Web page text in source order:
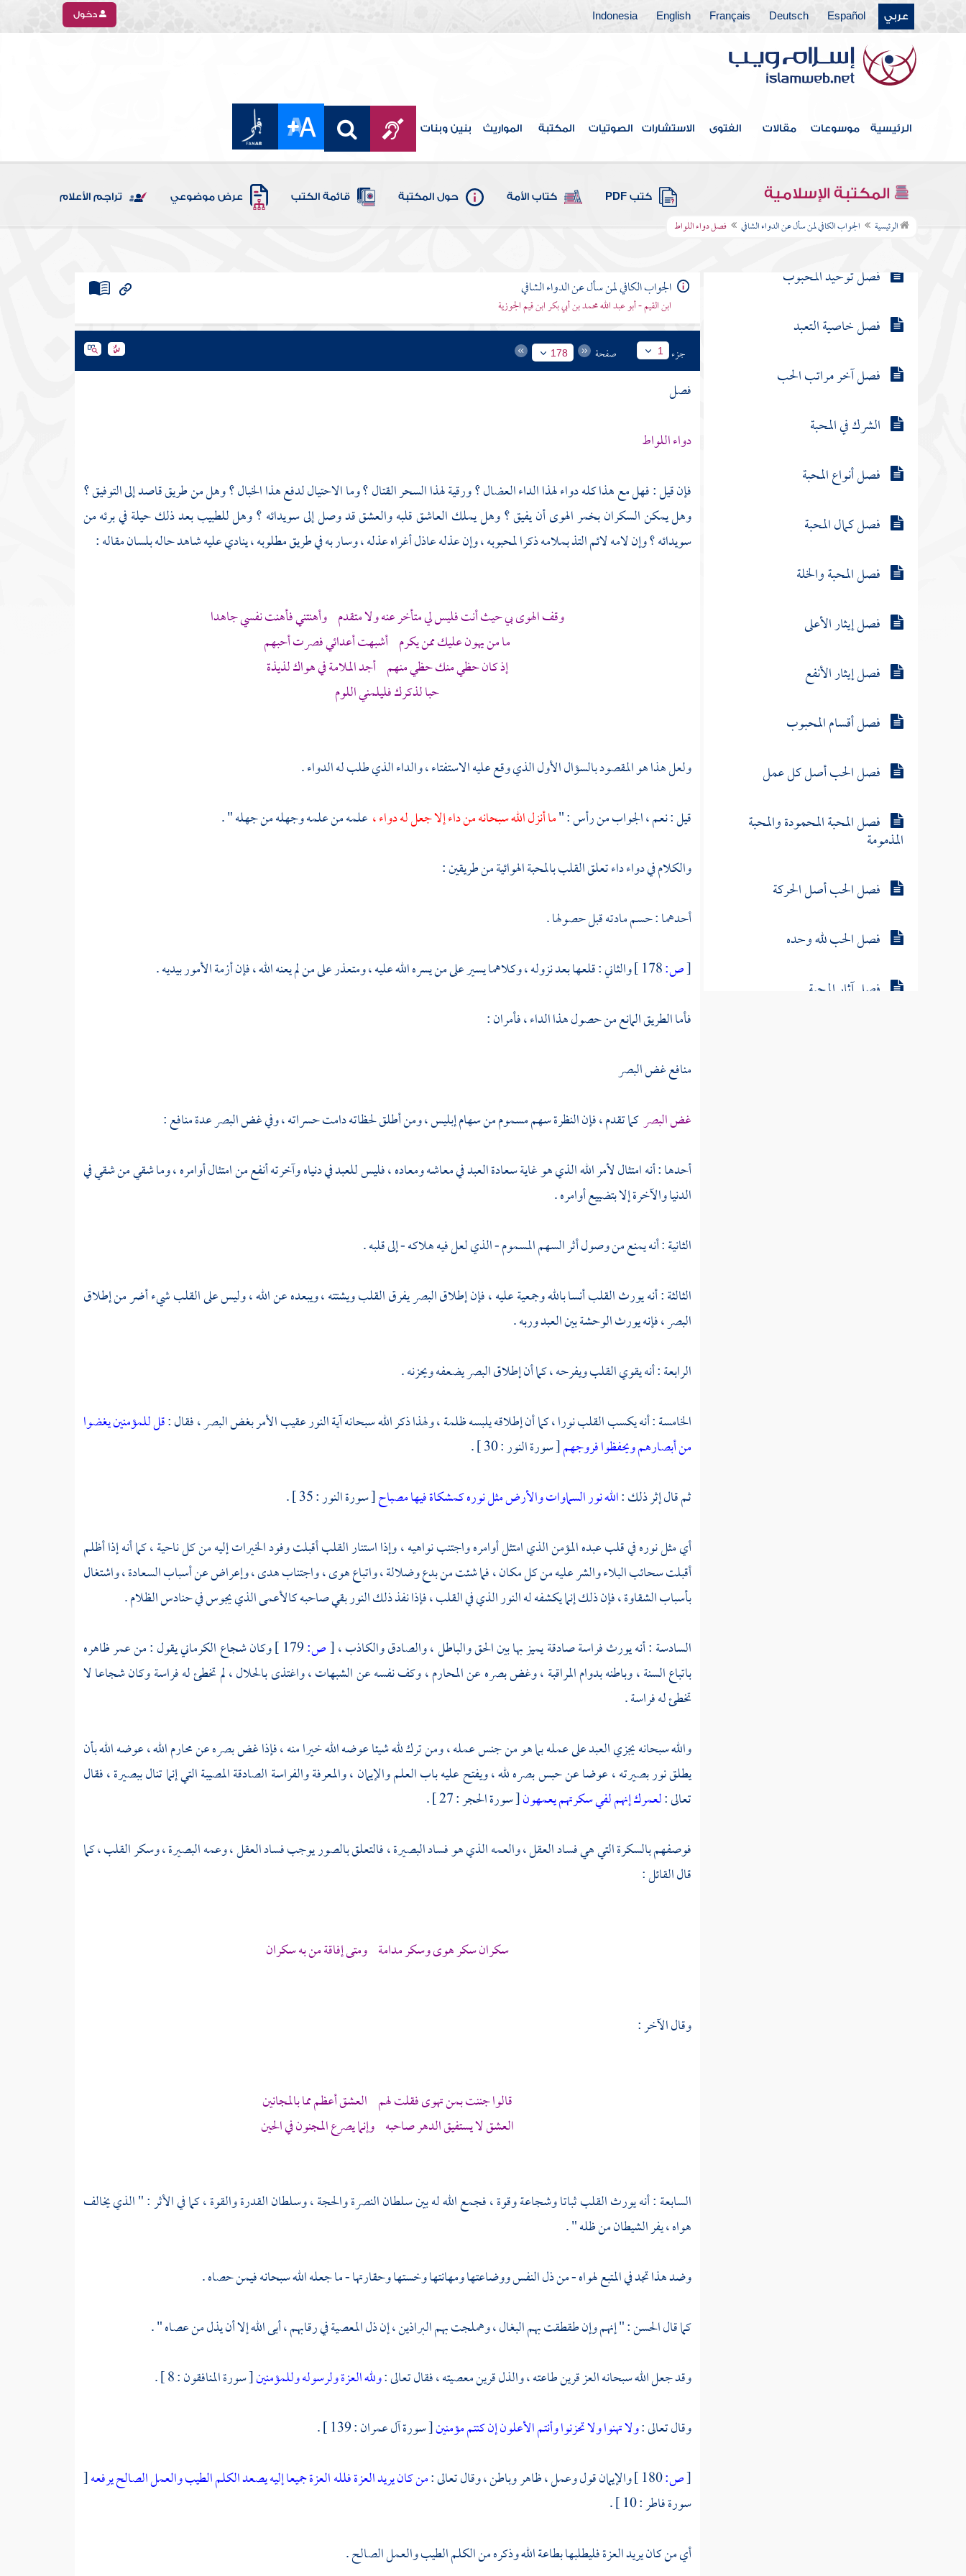
عربي Español
Deutsch
Français
English
Indonesia دخول
الرئيسية موسوعات مقالات الفتوى الاستشارات الصوتيات المكتبة المواريث بنين وبنات
المكتبة الإسلامية كتب PDF كتاب الأمة حول المكتبة قائمة الكتب عرض موضوعي تراجم الأعلام
الرئيسية الجواب الكافي لمن سأل عن الدواء الشافي فصل دواء اللواط
فصل عقوبة اللواط
فصل عقوبة اللواط وعقوبة الزنى
فصل واطئ البهيمة
فصل دواء اللواط
فصل توحيد المحبوب
فصل خاصية التعبد
فصل آخر مراتب الحب
الشرك في المحبة
فصل أنواع المحبة
فصل كمال المحبة
فصل المحبة والخلة
فصل إيثار الأعلى
فصل إيثار الأنفع
فصل أقسام المحبوب
فصل الحب أصل كل عمل
فصل المحبة المحمودة والمحبة
المذمومة
فصل الحب أصل الحركة
فصل الحب لله وحده
فصل آثار المحبة
الجواب الكافي لمن سأل عن الدواء الشافي
ابن القيم - أبو عبد الله محمد بن أبي بكر ابن قيم الجوزية
جزء 1 صفحة 178
فصل
دواء اللواط
فإن قيل : فهل مع هذا كله دواء لهذا الداء العضال ؟ ورقية لهذا السحر القتال ؟ وما الاحتيال لدفع هذا الخبال ؟ وهل من طريق قاصد إلى التوفيق ؟
وهل يمكن السكران بخمر الهوى أن يفيق ؟ وهل يملك العاشق قلبه والعشق قد وصل إلى سويدائه ؟ وهل للطبيب بعد ذلك حيلة في برئه من
سويدائه ؟ وإن لامه لائم التذ بملامه ذكرا لمحبوبه ، وإن عذله عاذل أغراه عذله ، وسار به في طريق مطلوبه ، ينادي عليه شاهد حاله بلسان مقاله :
وقف الهوى بي حيث أنت فليس لي متأخر عنه ولا متقدم وأهنتني فأهنت نفسي جاهدا
ما من يهون عليك ممن يكرم أشبهت أعدائي فصرت أحبهم
إذ كان حظي منك حظي منهم أجد الملامة في هواك لذيذة
حبا لذكرك فليلمني اللوم
ولعل هذا هو المقصود بالسؤال الأول الذي وقع عليه الاستفتاء ، والداء الذي طلب له الدواء .
قيل : نعم ، الجواب من رأس : "ما أنزل الله سبحانه من داء إلا جعل له دواء ، علمه من علمه وجهله من جهله " .
والكلام في دواء داء تعلق القلب بالمحبة الهوائية من طريقين :
أحدهما : حسم مادته قبل حصولها .
[ص:
والثاني : قلعها بعد نزوله ، وكلاهما يسير على من يسره الله عليه ، ومتعذر على من لم يعنه الله ، فإن أزمة الأمور بيديه .
فأما الطريق المانع من حصول هذا الداء ، فأمران :
منافع غض البصر
غض البصركما تقدم ، فإن النظرة سهم مسموم من سهام إبليس ، ومن أطلق لحظاته دامت حسراته ، وفي غض البصر عدة منافع :
أحدها : أنه امتثال لأمر الله الذي هو غاية سعادة العبد في معاشه ومعاده ، فليس للعبد في دنياه وآخرته أنفع من امتثال أوامره ، وما شقي من شقي في
الدنيا والآخرة إلا بتضييع أوامره .
الثانية : أنه يمنع من وصول أثر السهم المسموم - الذي لعل فيه هلاكه - إلى قلبه .
الثالثة : أنه يورث القلب أنسا بالله وجمعية عليه ، فإن إطلاق البصر يفرق القلب ويشتته ، ويبعده عن الله ، وليس على القلب شيء أضر من إطلاق
البصر ، فإنه يورث الوحشة بين العبد وربه .
الرابعة : أنه يقوي القلب ويفرحه ، كما أن إطلاق البصر يضعفه ويحزنه .
الخامسة : أنه يكسب القلب نورا ، كما أن إطلاقه يلبسه ظلمة ، ولهذا ذكر الله سبحانه آية النور عقيب الأمر بغض البصر ، فقال :قل للمؤمنين يغضوا
من أبصارهم ويحفظوا فروجهم[ سورة النور : 30 ] .
ثم قال إثر ذلك :الله نور السماوات والأرض مثل نوره كمشكاة فيها مصباح[ سورة النور : 35 ] .
أي مثل نوره في قلب عبده المؤمن الذي امتثل أوامره واجتنب نواهيه ، وإذا استنار القلب أقبلت وفود الخيرات إليه من كل ناحية ، كما أنه إذا أظلم
أقبلت سحائب البلاء والشر عليه من كل مكان ، فما شئت من بدع وضلالة ، واتباع هوى ، واجتناب هدى ، وإعراض عن أسباب السعادة ، واشتغال
بأسباب الشقاوة ، فإن ذلك إنما يكشفه له النور الذي في القلب ، فإذا نفذ ذلك النور بقي صاحبه كالأعمى الذي يجوس في حنادس الظلام .
السادسة : أنه يورث فراسة صادقة يميز بها بين الحق والباطل ، والصادق والكاذب ،[ص: وكانشجاع الكرمانييقول : من عمر ظاهره
باتباع السنة ، وباطنه بدوام المراقبة ، وغض بصره عن المحارم ، وكف نفسه عن الشبهات ، واغتذى بالحلال ، لم تخطئ له فراسة وكان شجاعا لا
تخطئ له فراسة .
والله سبحانه يجزي العبد على عمله بما هو من جنس عمله ، ومن ترك لله شيئا عوضه الله خيرا منه ، فإذا غض بصره عن محارم الله ، عوضه الله بأن
يطلق نور بصيرته ، عوضا عن حبس بصره لله ، ويفتح عليه باب العلم والإيمان ، والمعرفة والفراسة الصادقة المصيبة التي إنما تنال ببصيرة ، فقال
تعالى :لعمرك إنهم لفي سكرتهم يعمهون[ سورة الحجر : 27 ] .
فوصفهم بالسكرة التي هي فساد العقل ، والعمه الذي هو فساد البصيرة ، فالتعلق بالصور يوجب فساد العقل ، وعمه البصيرة ، وسكر القلب ، كما
قال القائل :
سكران سكر هوى وسكر مدامة ومتى إفاقة من به سكران
وقال الآخر :
قالوا جننت بمن تهوى فقلت لهم العشق أعظم مما بالمجانين
العشق لا يستفيق الدهر صاحبه وإنما يصرع المجنون في الحين
السابعة : أنه يورث القلب ثباتا وشجاعة وقوة ، فجمع الله له بين سلطان النصرة والحجة ، وسلطان القدرة والقوة ، كما في الأثر : " الذي يخالف
هواه ، يفر الشيطان من ظله " .
وضد هذا تجد في المتبع لهواه - من ذل النفس ووضاعتها ومهانتها وخستها وحقارتها - ما جعله الله سبحانه فيمن حصاه .
كما قالالحسن: " إنهم وإن طقطقت بهم البغال ، وهملجت بهم البراذين ، إن ذل المعصية في رقابهم ، أبى الله إلا أن يذل من عصاه " .
وقد جعل الله سبحانه العز قرين طاعته ، والذل قرين معصيته ، فقال تعالى :ولله العزة ولرسوله وللمؤمنين[ سورة المنافقون : 8 ] .
وقال تعالى :ولا تهنوا ولا تحزنوا وأنتم الأعلون إن كنتم مؤمنين[ سورة آل عمران : 139 ] .
[ص: والإيمان قول وعمل ، ظاهر وباطن ، وقال تعالى :من كان يريد العزة فلله العزة جميعا إليه يصعد الكلم الطيب والعمل الصالح يرفعه[
سورة فاطر : 10 ] .
أي من كان يريد العزة فليطلبها بطاعة الله وذكره من الكلم الطيب والعمل الصالح .